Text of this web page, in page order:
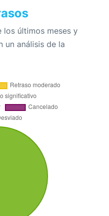
los últimos meses y
un análisis de la